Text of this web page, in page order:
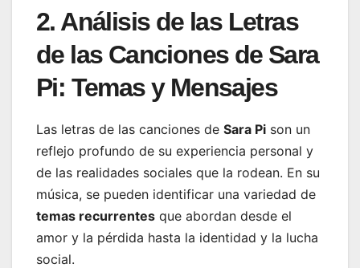
2. Análisis de las Letras
de las Canciones de Sara
Pi: Temas y Mensajes
Las letras de las canciones de Sara Pi son un
reflejo profundo de su experiencia personal y
de las realidades sociales que la rodean. En su
música, se pueden identificar una variedad de
temas recurrentes que abordan desde el
amor y la pérdida hasta la identidad y la lucha
social.